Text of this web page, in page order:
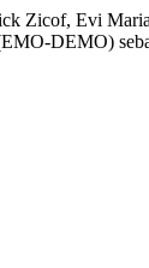
Zicof, Evi
DEMO)